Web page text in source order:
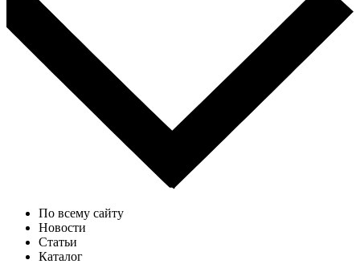
По всему сайту
Новости
Статьи
Каталог